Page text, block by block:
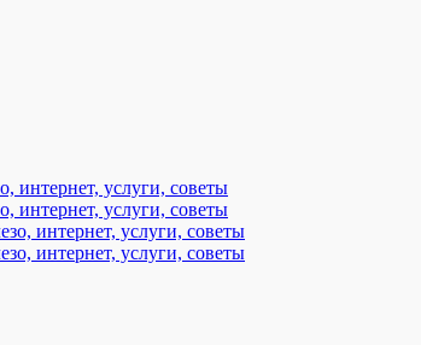
интернет, услуги, советы
интернет, услуги, советы
интернет, услуги, советы
интернет, услуги, советы